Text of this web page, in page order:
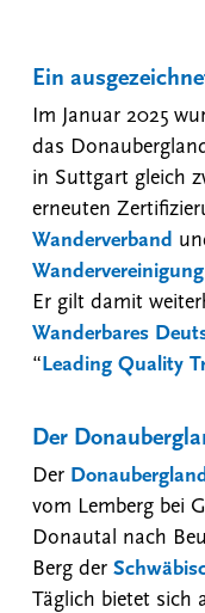
Ein
Im Januar 2025
das
in Suttgart gleich
erneuten
Wanderverband
Wandervereinigung
Er gilt damit
Wanderbares
“Leading Quality
Der
Der
vom Lemberg bei
Donautal nach
Berg der
Täglich bietet sich